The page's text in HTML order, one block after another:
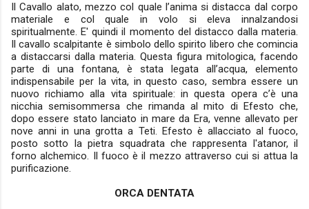
Il Cavallo alato, mezzo col quale l’anima si distacca dal corpo
materiale e col quale in volo si eleva innalzandosi
spiritualmente. E' quindi il momento del distacco dalla materia.
Il cavallo scalpitante è simbolo dello spirito libero che comincia
a distaccarsi dalla materia. Questa figura mitologica, facendo
parte di una fontana, è stata legata all’acqua, elemento
indispensabile per la vita, in questo caso, sembra essere un
nuovo richiamo alla vita spirituale: in questa opera c’è una
nicchia semisommersa che rimanda al mito di Efesto che,
dopo essere stato lanciato in mare da Era, venne allevato per
nove anni in una grotta a Teti. Efesto è allacciato al fuoco,
posto sotto la pietra squadrata che rappresenta l'atanor, il
forno alchemico. Il fuoco è il mezzo attraverso cui si attua la
purificazione.
ORCA DENTATA